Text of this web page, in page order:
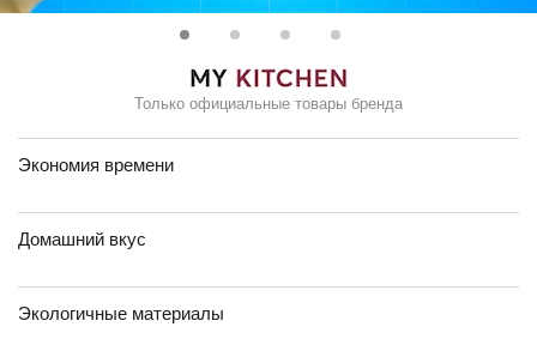
Только официальные товары бренда
Экономия времени
Домашний вкус
Экологичные материалы